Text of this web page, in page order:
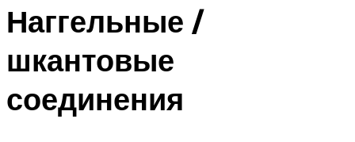
Наггельные /
шкантовые
соединения